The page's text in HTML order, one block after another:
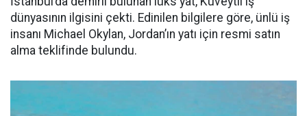
dünyasının ilgisini çekti. Edinilen bilgilere göre, ünlü iş
insanı Michael Okylan, Jordan’ın yatı için resmi satın
alma teklifinde bulundu.